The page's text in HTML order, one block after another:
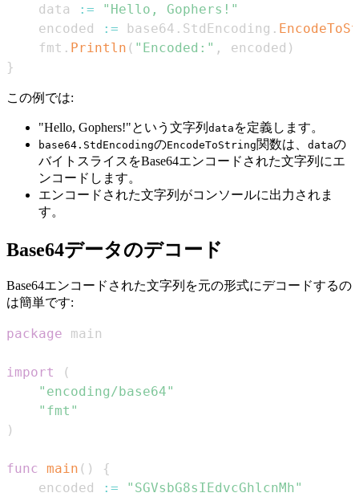
    data
:=
"Hello, Gophers!"
    encoded
:= base64 . StdEncoding .
    fmt
. Println ( "Encoded:" , encoded )
}
この例では:
"Hello, Gophers!"という文字列 data を定義します。
base64.StdEncodingのEncodeToString関数は、 dataの
バイトスライスをBase64エンコードされた文字列にエ
ンコードします。
エンコードされた文字列がコンソールに出力されま
す。
Base64データのデコード
Base64エンコードされた文字列を元の形式にデコードするの
は簡単です:
package
import
(
"encoding/base64"
"fmt"
)
func main ( )
{
    encoded
:=
"SGVsbG8sIEdvcGhlcnMh"